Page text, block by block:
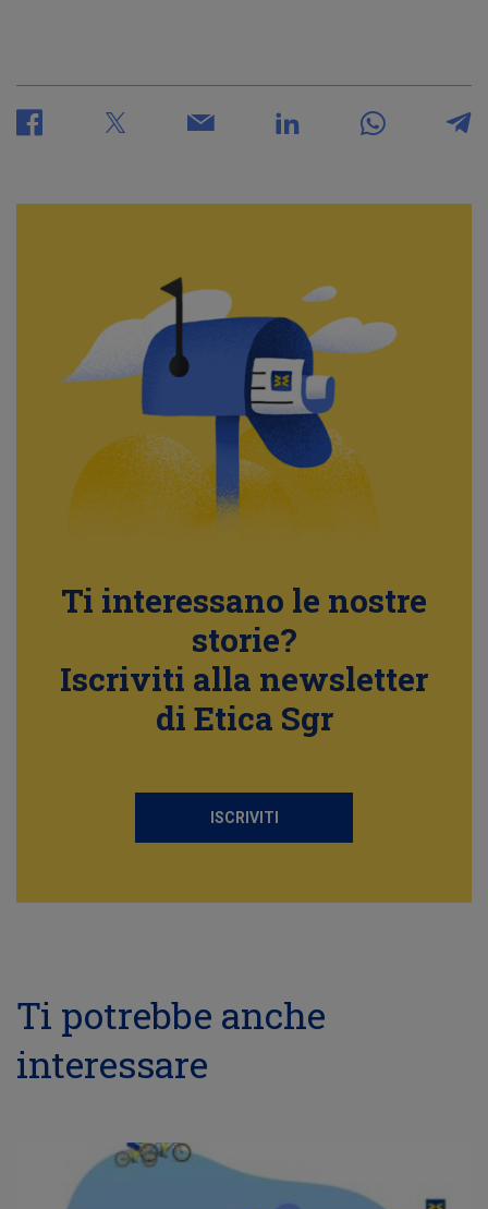
Ti interessano le nostre
storie?
Iscriviti alla newsletter
di Etica Sgr
ISCRIVITI
Ti potrebbe anche
interessare